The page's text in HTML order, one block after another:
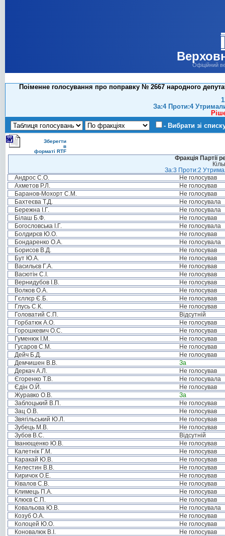
Офіційний
Поіменне голосування про поправку № 2667 народного
За:4 Проти:4
- Вибрати зі
Зберегти
в
форматі RTF
Фракція Партії
За:3 Проти:2
Андрос С.О.
Не голосував
Ахметов Р.Л.
Не голосував
Баранов-Мохорт С.М.
Не голосував
Бахтеєва Т.Д.
Не голосувала
Бережна І.Г.
Не голосувала
Білаш Б.Ф.
Не голосував
Богословська І.Г.
Не голосувала
Болдирєв Ю.О.
Не голосував
Бондаренко О.А.
Не голосувала
Борисов В.Д.
Не голосував
Бут Ю.А.
Не голосував
Васильєв Г.А.
Не голосував
Васютін С.І.
Не голосував
Вернидубов І.В.
Не голосував
Волков О.А.
Не голосував
Гєллєр Є.Б.
Не голосував
Глусь С.К.
Не голосував
Головатий С.П.
Відсутній
Горбатюк А.О.
Не голосував
Горошкевич О.С.
Не голосував
Гуменюк І.М.
Не голосував
Гусаров С.М.
Не голосував
Дейч Б.Д.
Не голосував
Демчишен В.В.
За
Деркач А.Л.
Не голосував
Єгоренко Т.В.
Не голосувала
Єдін О.Й.
Не голосував
Журавко О.В.
За
Заблоцький В.П.
Не голосував
Зац О.В.
Не голосував
Звягільський Ю.Л.
Не голосував
Зубець М.В.
Не голосував
Зубов В.С.
Відсутній
Іванющенко Ю.В.
Не голосував
Калетнік Г.М.
Не голосував
Каракай Ю.В.
Не голосував
Келестин В.В.
Не голосував
Киричок О.Е.
Не голосував
Ківалов С.В.
Не голосував
Климець П.А.
Не голосував
Клюєв С.П.
Не голосував
Ковальова Ю.В.
Не голосувала
Козуб О.А.
Не голосував
Колоцей Ю.О.
Не голосував
Коновалюк В.І.
Не голосував